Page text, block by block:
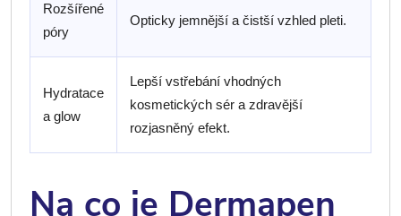
Rozšířené
póry
Opticky jemnější a čistší vzhled pleti.
Hydratace
a glow
Lepší vstřebání vhodných
kosmetických sér a zdravější
rozjasněný efekt.
Na co je Dermapen